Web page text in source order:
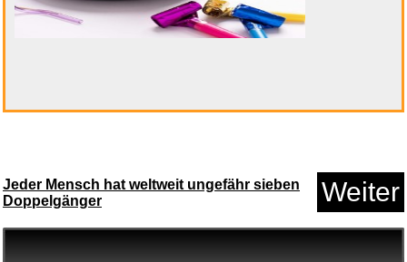
reisenthel carrybag cord dark ...
Jeder Mensch hat weltweit ungefähr sieben
Doppelgänger
Weiter